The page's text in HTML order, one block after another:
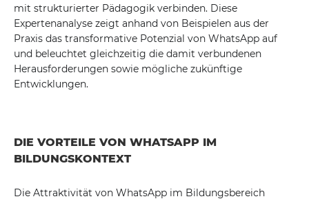
mit strukturierter Pädagogik verbinden. Diese
Expertenanalyse zeigt anhand von Beispielen aus der
Praxis das transformative Potenzial von WhatsApp auf
und beleuchtet gleichzeitig die damit verbundenen
Herausforderungen sowie mögliche zukünftige
Entwicklungen.
DIE VORTEILE VON WHATSAPP IM
BILDUNGSKONTEXT
Die Attraktivität von WhatsApp im Bildungsbereich